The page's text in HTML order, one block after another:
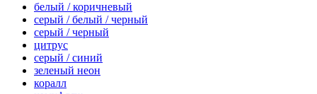
белый / коричневый
серый / белый / черный
серый / черный
цитрус
серый / синий
зеленый неон
коралл